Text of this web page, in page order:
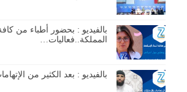
بالفيديو : بحضور أطباء من
المملكة..فعاليات…
بالفيديو : بعد الكثير من